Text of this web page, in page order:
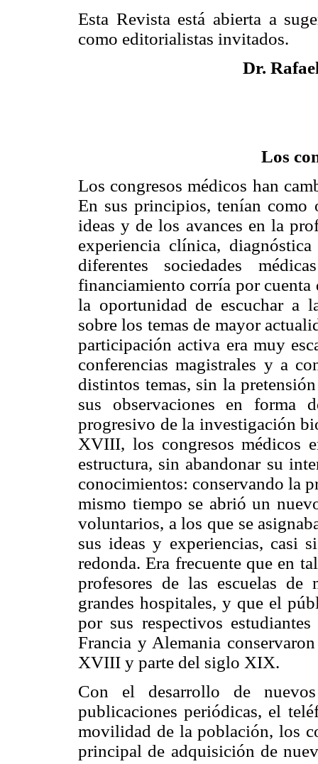
Esta Revista está abierta a
como editorialistas invitados.
Dr.
Los
Los congresos médicos han
En sus principios, tenían
ideas y de los avances en la
experiencia clínica,
diferentes sociedades
financiamiento corría por cuenta
la oportunidad de escuchar a
sobre los temas de mayor
participación activa era muy
conferencias magistrales y a
distintos temas, sin la
sus observaciones en forma
progresivo de la investigación
XVIII, los congresos médicos
estructura, sin abandonar su
conocimientos: conservando la
mismo tiempo se abrió un
voluntarios, a los que se
sus ideas y experiencias, casi
redonda. Era frecuente que en
profesores de las escuelas
grandes hospitales, y que el
por sus respectivos
Francia y Alemania
XVIII y parte del siglo XIX.
Con el desarrollo de
publicaciones periódicas, el
movilidad de la población, los
principal de adquisición de